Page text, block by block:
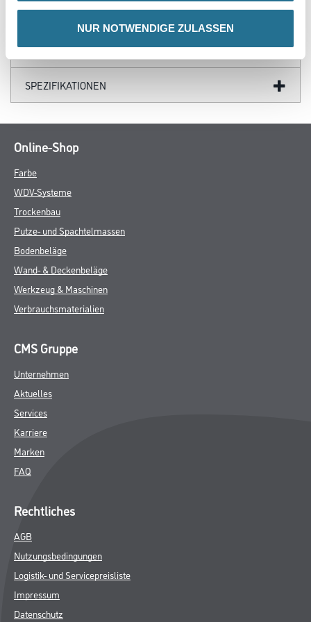
NUR NOTWENDIGE ZULASSEN
DATENBLÄTTER
SPEZIFIKATIONEN
Online-Shop
Farbe
WDV-Systeme
Trockenbau
Putze- und Spachtelmassen
Bodenbeläge
Wand- & Deckenbeläge
Werkzeug & Maschinen
Verbrauchsmaterialien
CMS Gruppe
Unternehmen
Aktuelles
Services
Karriere
Marken
FAQ
Rechtliches
AGB
Nutzungsbedingungen
Logistik- und Servicepreisliste
Impressum
Datenschutz